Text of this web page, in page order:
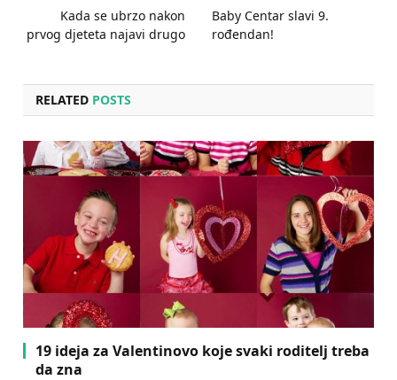
Kada se ubrzo nakon
prvog djeteta najavi drugo
Baby Centar slavi 9.
rođendan!
RELATED POSTS
19 ideja za Valentinovo koje svaki roditelj treba
da zna